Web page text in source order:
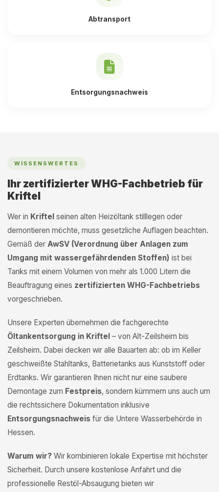
Abtransport
Entsorgungsnachweis
WISSENSWERTES
Ihr zertifizierter WHG-Fachbetrieb für
Kriftel
Wer in Kriftel seinen alten Heizöltank stilllegen oder
demontieren möchte, muss gesetzliche Auflagen beachten.
Gemäß der AwSV (Verordnung über Anlagen zum
Umgang mit wassergefährdenden Stoffen) ist bei
Tanks mit einem Volumen von mehr als 1.000 Litern die
Beauftragung eines zertifizierten WHG-Fachbetriebs
vorgeschrieben.
Unsere Experten übernehmen die fachgerechte
Öltankentsorgung in Kriftel – von Alt-Zeilsheim bis
Zeilsheim. Dabei decken wir alle Bauarten ab: ob im Keller
geschweißte Stahltanks, Batterietanks aus Kunststoff oder
Erdtanks. Wir garantieren Ihnen nicht nur eine saubere
Demontage zum Festpreis, sondern kümmern uns auch um
die rechtssichere Dokumentation inklusive
Entsorgungsnachweis für die Untere Wasserbehörde in
Hessen.
Warum wir? Wir kombinieren lokale Expertise mit höchster
Sicherheit. Durch unsere kostenlose Anfahrt und die
professionelle Restöl-Absaugung bieten wir